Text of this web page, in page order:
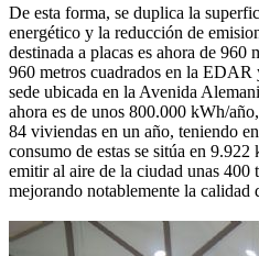
De esta forma, se duplica la
energético y la reducción de
destinada a placas es ahora de 960
960 metros cuadrados en la EDAR
sede ubicada en la Avenida
ahora es de unos 800.000 kWh/
84 viviendas en un año, teniendo
consumo de estas se sitúa en
emitir al aire de la ciudad unas 400
mejorando notablemente la calidad